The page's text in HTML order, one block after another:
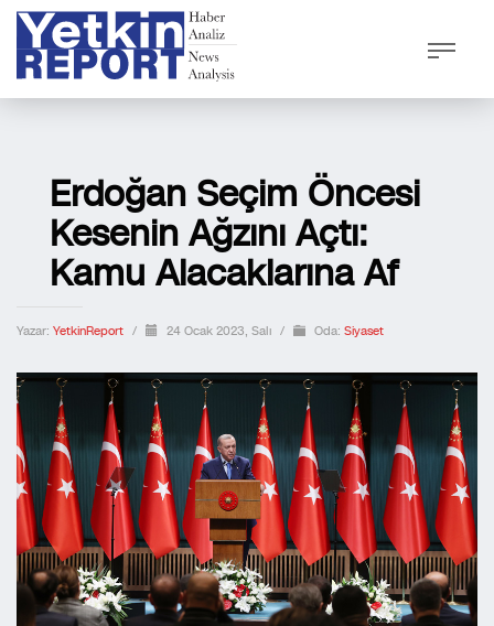
Erdoğan Seçim Öncesi
Kesenin Ağzını Açtı:
Kamu Alacaklarına Af
Yazar: YetkinReport / 24 Ocak 2023, Salı / Oda: Siyaset